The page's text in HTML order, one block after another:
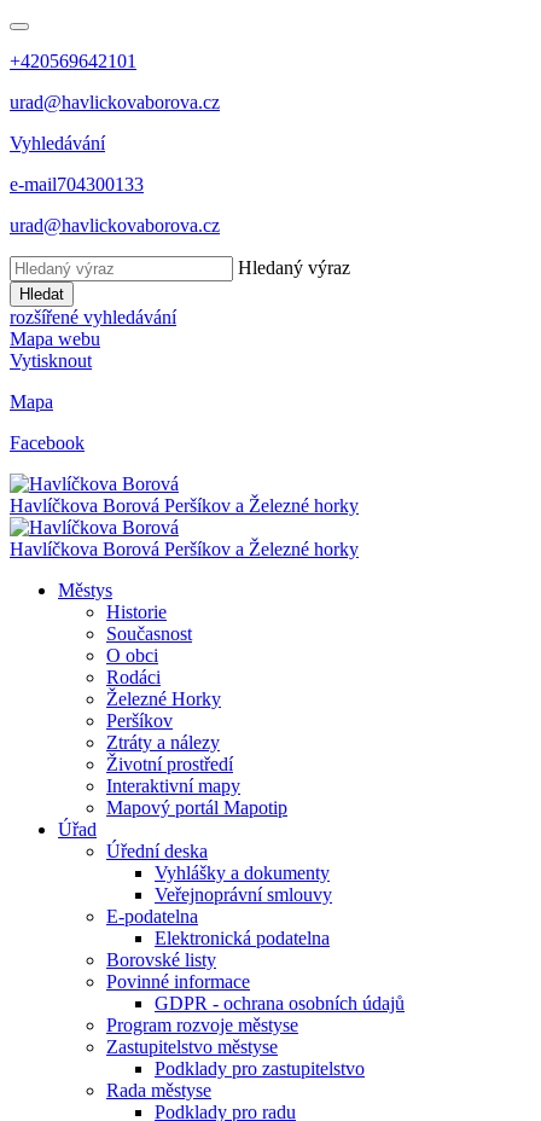
+420569642101
urad@havlickovaborova.cz
Vyhledávání
e-mail704300133
urad@havlickovaborova.cz
Hledaný výraz
Hledat
rozšířené vyhledávání
Mapa webu
Vytisknout
Mapa
Facebook
Havlíčkova Borová Peršíkov a Železné horky
Havlíčkova Borová Peršíkov a Železné horky
Městys
Historie
Současnost
O obci
Rodáci
Železné Horky
Peršíkov
Ztráty a nálezy
Životní prostředí
Interaktivní mapy
Mapový portál Mapotip
Úřad
Úřední deska
Vyhlášky a dokumenty
Veřejnoprávní smlouvy
E-podatelna
Elektronická podatelna
Borovské listy
Povinné informace
GDPR - ochrana osobních údajů
Program rozvoje městyse
Zastupitelstvo městyse
Podklady pro zastupitelstvo
Rada městyse
Podklady pro radu